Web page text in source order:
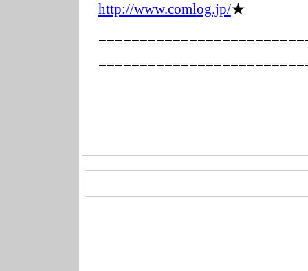
http://www.comlog.jp/★
===============
===============